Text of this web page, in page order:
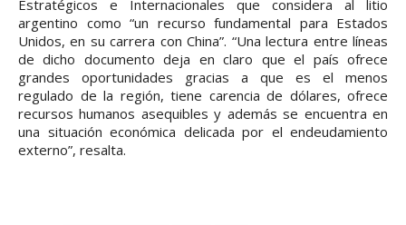
Estratégicos e Internacionales que considera al litio
argentino como “un recurso fundamental para Estados
Unidos, en su carrera con China”. “Una lectura entre líneas
de dicho documento deja en claro que el país ofrece
grandes oportunidades gracias a que es el menos
regulado de la región, tiene carencia de dólares, ofrece
recursos humanos asequibles y además se encuentra en
una situación económica delicada por el endeudamiento
externo”, resalta.